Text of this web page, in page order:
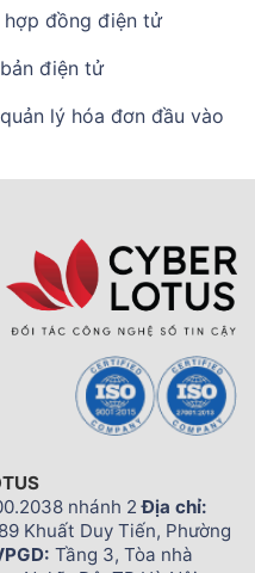
hợp đồng điện tử
điện tử
lý hóa đơn đầu vào
nhánh 2Địa chỉ:
Khuất Duy Tiến, Phường
Tầng 3, Tòa nhà